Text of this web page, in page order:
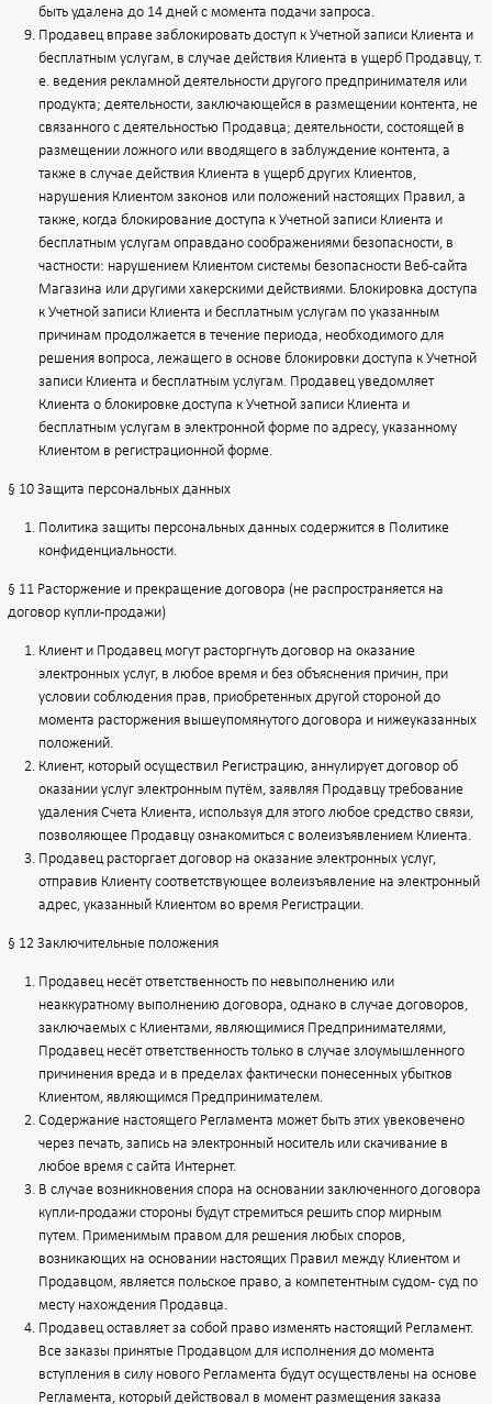
быть удалена до 14 дней с момента подачи запроса.
Продавец вправе заблокировать доступ к Учетной записи Клиента и
бесплатным услугам, в случае действия Клиента в ущерб Продавцу, т.
е. ведения рекламной деятельности другого предпринимателя или
продукта; деятельности, заключающейся в размещении контента, не
связанного с деятельностью Продавца; деятельности, состоящей в
размещении ложного или вводящего в заблуждение контента, а
также в случае действия Клиента в ущерб других Клиентов,
нарушения Клиентом законов или положений настоящих Правил, а
также, когда блокирование доступа к Учетной записи Клиента и
бесплатным услугам оправдано соображениями безопасности, в
частности: нарушением Клиентом системы безопасности Веб-сайта
Магазина или другими хакерскими действиями. Блокировка доступа
к Учетной записи Клиента и бесплатным услугам по указанным
причинам продолжается в течение периода, необходимого для
решения вопроса, лежащего в основе блокировки доступа к Учетной
записи Клиента и бесплатным услугам. Продавец уведомляет
Клиента о блокировке доступа к Учетной записи Клиента и
бесплатным услугам в электронной форме по адресу, указанному
Клиентом в регистрационной форме.
§ 10 Защита персональных данных
Политика защиты персональных данных содержится в Политике
конфиденциальности.
§ 11 Расторжение и прекращение договора (не распространяется на
договор купли-продажи)
Клиент и Продавец могут расторгнуть договор на оказание
электронных услуг, в любое время и без объяснения причин, при
условии соблюдения прав, приобретенных другой стороной до
момента расторжения вышеупомянутого договора и нижеуказанных
положений.
Клиент, который осуществил Регистрацию, аннулирует договор об
оказании услуг электронным путём, заявляя Продавцу требование
удаления Счета Клиента, используя для этого любое средство связи,
позволяющее Продавцу ознакомиться с волеизъявлением Клиента.
Продавец расторгает договор на оказание электронных услуг,
отправив Клиенту соответствующее волеизъявление на электронный
адрес, указанный Клиентом во время Регистрации.
§ 12 Заключительные положения
Продавец несёт ответственность по невыполнению или
неаккуратному выполнению договора, однако в случае договоров,
заключаемых с Клиентами, являющимися Предпринимателями,
Продавец несёт ответственность только в случае злоумышленного
причинения вреда и в пределах фактически понесенных убытков
Клиентом, являющимся Предпринимателем.
Содержание настоящего Регламента может быть этих увековечено
через печать, запись на электронный носитель или скачивание в
любое время с сайта Интернет.
В случае возникновения спора на основании заключенного договора
купли-продажи стороны будут стремиться решить спор мирным
путем. Применимым правом для решения любых споров,
возникающих на основании настоящих Правил между Клиентом и
Продавцом, является польское право, а компетентным судом - суд по
месту нахождения Продавца.
Продавец оставляет за собой право изменять настоящий Регламент.
Все заказы принятые Продавцом для исполнения до момента
вступления в силу нового Регламента будут осуществлены на основе
Регламента, который действовал в момент размещения заказа